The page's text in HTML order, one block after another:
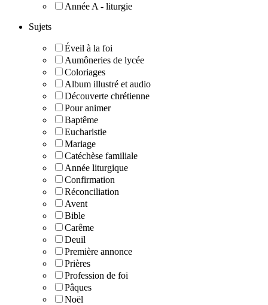
Année A - liturgie
Sujets
Éveil à la foi
Aumôneries de lycée
Coloriages
Album illustré et audio
Découverte chrétienne
Pour animer
Baptême
Eucharistie
Mariage
Catéchèse familiale
Année liturgique
Confirmation
Réconciliation
Avent
Bible
Carême
Deuil
Première annonce
Prières
Profession de foi
Pâques
Noël